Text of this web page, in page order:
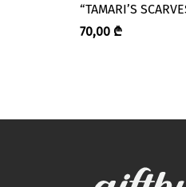
“TAMARI’S
ᲨᲐᲠᲤᲔᲑᲘ”
70,00 ₾